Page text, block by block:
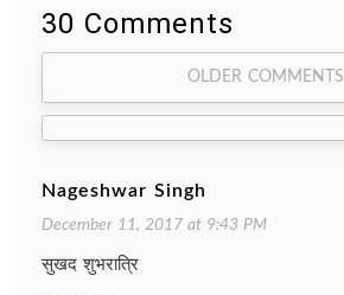
30 Comments
Comment
navigation
OLDER COMMENTS
Nageshwar Singh
December 11, 2017 at 9:43 PM
सुखद शुभरात्रि